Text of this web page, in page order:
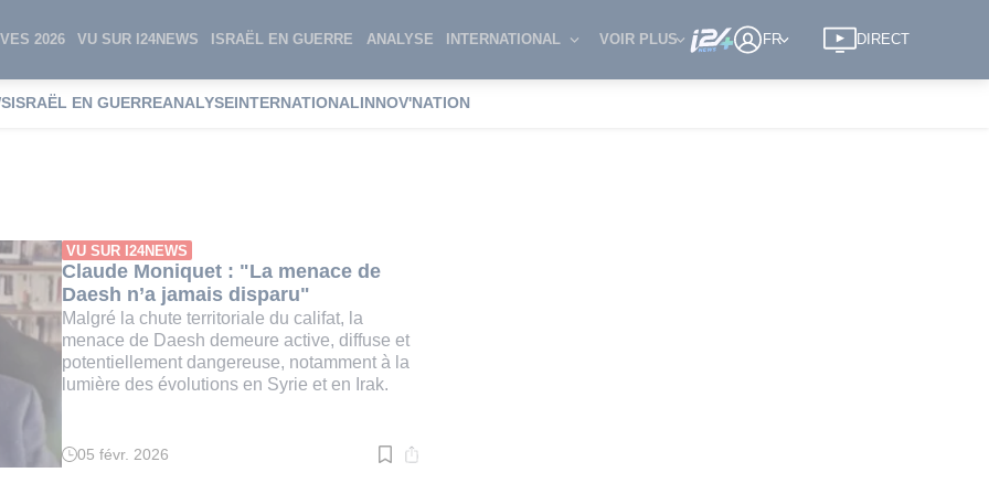
2026 VU SUR I24NEWS ISRAËL EN GUERRE ANALYSE INTERNATIONAL VOIR PLUS FR DIRECT
ISRAËL EN GUERREANALYSEINTERNATIONALINNOV'NATION
VU SUR I24NEWS
Claude Moniquet : "La menace de
Daesh n’a jamais disparu"
Malgré la chute territoriale du califat, la
menace de Daesh demeure active, diffuse et
potentiellement dangereuse, notamment à la
lumière des évolutions en Syrie et en Irak.
Temps
05 févr. 2026